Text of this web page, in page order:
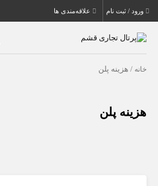
ورود / ثبت نام علاقه‌مندی ها
خانه / هزینه پلن
هزینه پلن